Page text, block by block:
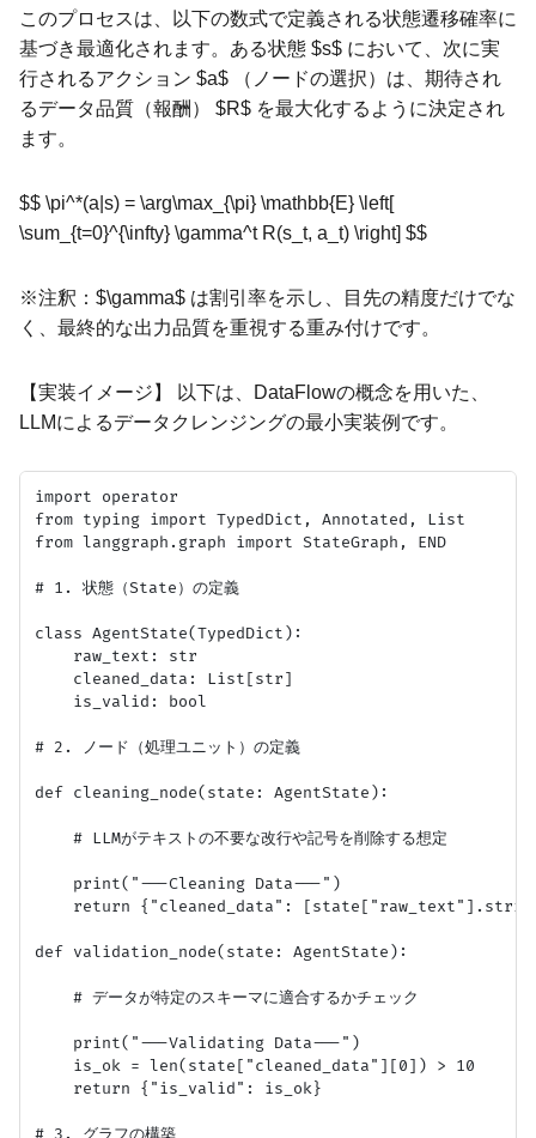
このプロセスは、以下の数式で定義される状態遷移確率に
基づき最適化されます。ある状態 $s$ において、次に実
行されるアクション $a$ （ノードの選択）は、期待され
るデータ品質（報酬） $R$ を最大化するように決定され
ます。
$$ \pi^*(a|s) = \arg\max_{\pi} \mathbb{E} \left[
\sum_{t=0}^{\infty} \gamma^t R(s_t, a_t) \right] $$
※注釈：$\gamma$ は割引率を示し、目先の精度だけでな
く、最終的な出力品質を重視する重み付けです。
【実装イメージ】 以下は、DataFlowの概念を用いた、
LLMによるデータクレンジングの最小実装例です。
import operator
from typing import TypedDict, Annotated, List
from langgraph.graph import StateGraph, END
# 1. 状態（State）の定義
class AgentState(TypedDict):
    raw_text: str
    cleaned_data: List[str]
    is_valid: bool
# 2. ノード（処理ユニット）の定義
def cleaning_node(state: AgentState):
    # LLMがテキストの不要な改行や記号を削除する想定
    print("---Cleaning Data---")
return {"cleaned_data":
def validation_node(state: AgentState):
    # データが特定のスキーマに適合するかチェック
    print("---Validating Data---")
    is_ok = len(state["cleaned_data"][0]) > 10
    return {"is_valid": is_ok}